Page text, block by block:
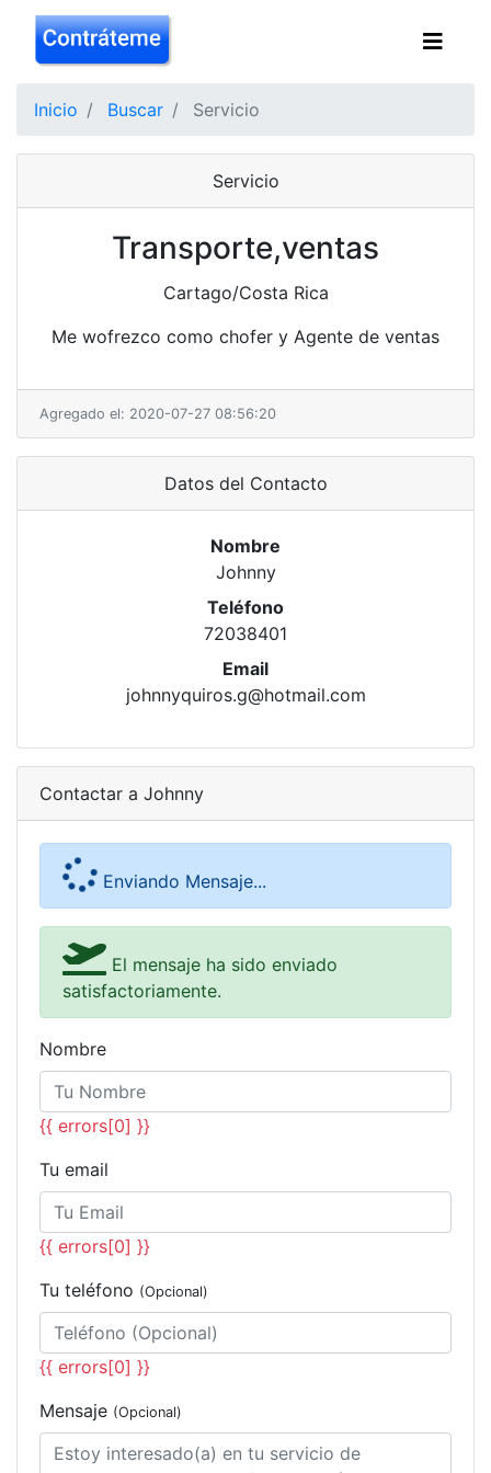
Inicio Buscar Servicio
Servicio
Transporte,ventas
Cartago/Costa Rica
Me wofrezco como chofer y Agente de ventas
Agregado el: 2020-07-27 08:56:20
Datos del Contacto
Nombre
Johnny
Teléfono
72038401
Email
johnnyquiros.g@hotmail.com
Contactar a Johnny
Enviando Mensaje...
El mensaje ha sido enviado
satisfactoriamente.
Nombre
{{ errors[0] }}
Tu email
{{ errors[0] }}
Tu teléfono (Opcional)
{{ errors[0] }}
Mensaje (Opcional)